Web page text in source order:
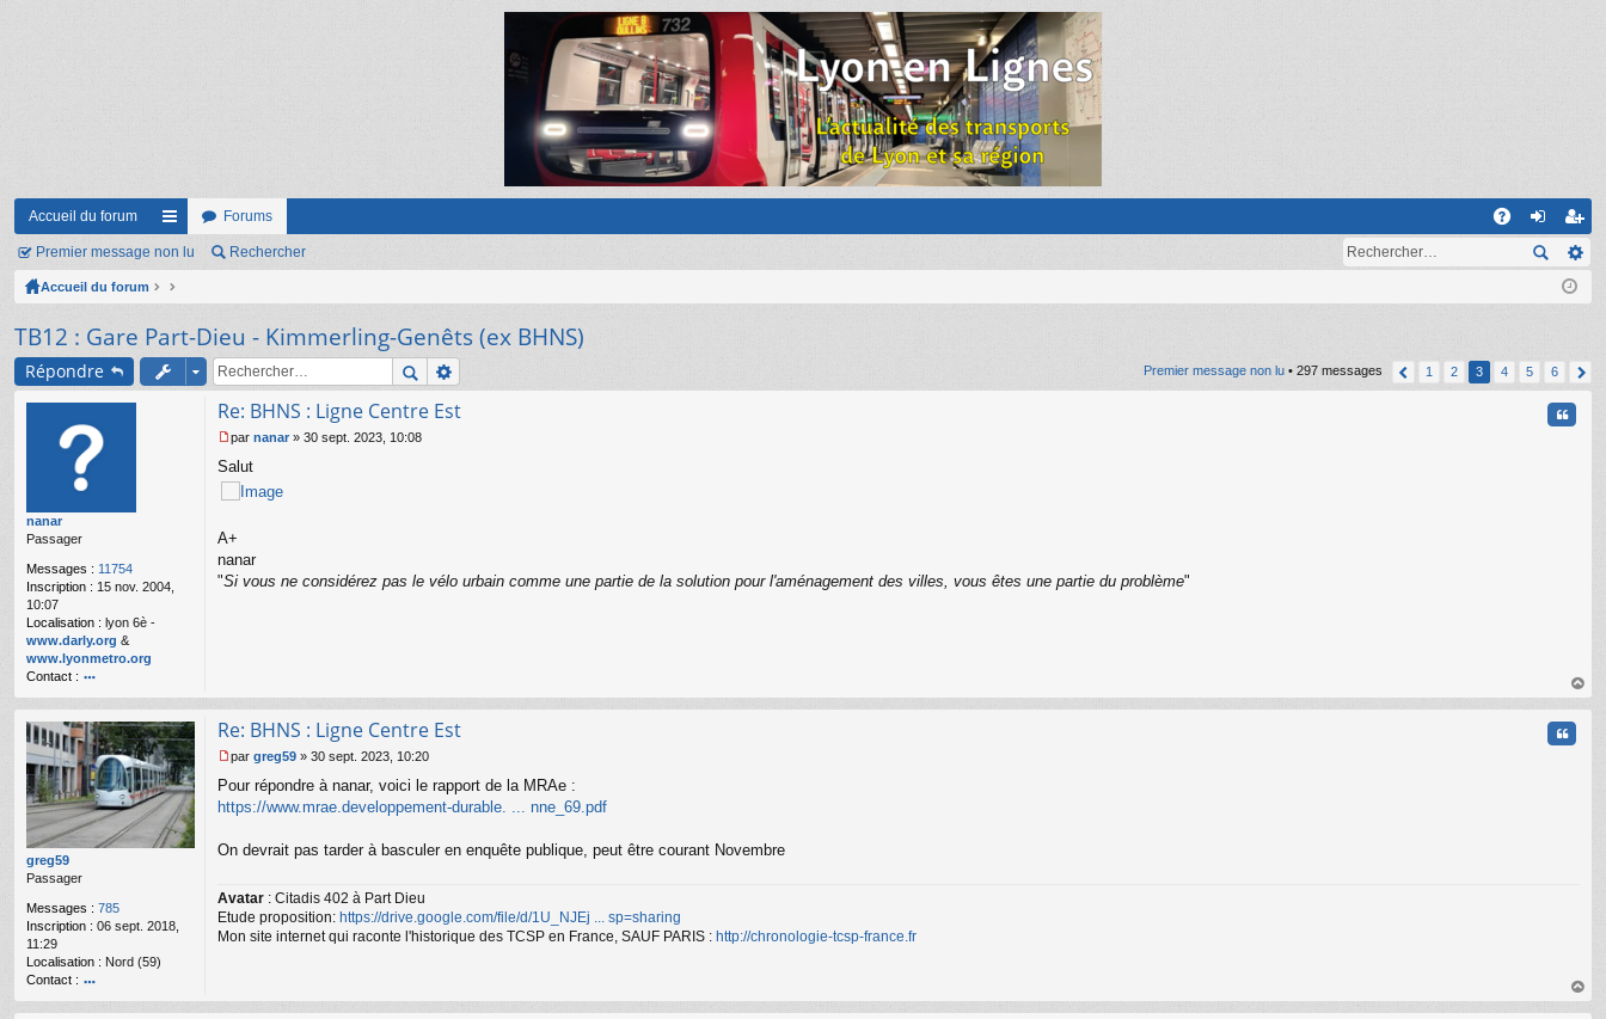
Accueil du forum
ac
co
ci
s
Forums
on
on
ns
cri
on
Premier message non lu Rechercher
Accueil du forum
TB12 : Gare Part-Dieu - Kimmerling-Genêts (ex BHNS)
Répondre Premier message non lu • 297 messages 1 2 3 4 5 6
nanar
Passager
Messages : 11754
Inscription : 15 nov. 2004,
10:07
Localisation : lyon 6è -
www.darly.org &
www.lyonmetro.org
Contact :
o
ac
te
r
n
a
n
Re: BHNS : Ligne Centre Est
e
s
s
g
e
n
par nanar » 30 sept. 2023, 10:08
Salut
A+
nanar
"Si vous ne considérez pas le vélo urbain comme une partie de la solution pour l'aménagement des villes, vous êtes une partie du problème"
au
greg59
Passager
Messages : 785
Inscription : 06 sept. 2018,
11:29
Localisation : Nord (59)
Contact :
o
Re: BHNS : Ligne Centre Est
e
s
g
n
o
n
par greg59 » 30 sept. 2023, 10:20
Pour répondre à nanar, voici le rapport de la MRAe :
https://www.mrae.developpement-durable. ... nne_69.pdf
On devrait pas tarder à basculer en enquête publique, peut être courant Novembre
Avatar : Citadis 402 à Part Dieu
Etude proposition: https://drive.google.com/file/d/1U_NJEj ... sp=sharing
Mon site internet qui raconte l'historique des TCSP en France, SAUF PARIS : http://chronologie-tcsp-france.fr
au